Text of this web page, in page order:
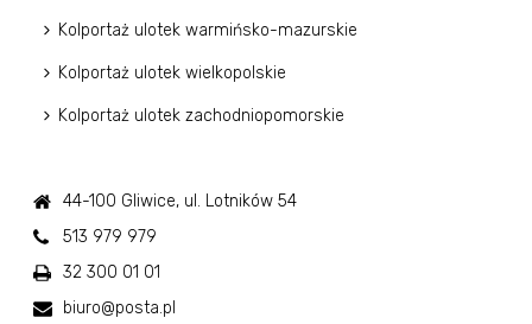
Kolportaż ulotek warmińsko-mazurskie
Kolportaż ulotek wielkopolskie
Kolportaż ulotek zachodniopomorskie
44-100 Gliwice, ul. Lotników 54
513 979 979
32 300 01 01
biuro@posta.pl